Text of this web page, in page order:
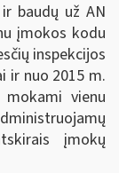
baudų už AN
įmokos kodu
inspekcijos
ir nuo 2015 m.
vienu
įmokų